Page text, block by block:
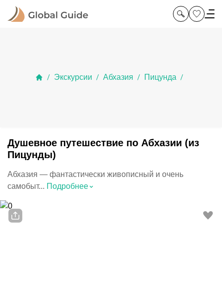
/ Экскурсии / Абхазия / Пицунда /
Душевное путешествие по Абхазии (из
Пицунды)
Абхазия — фантастически живописный и очень
самобыт... Подробнее⌃